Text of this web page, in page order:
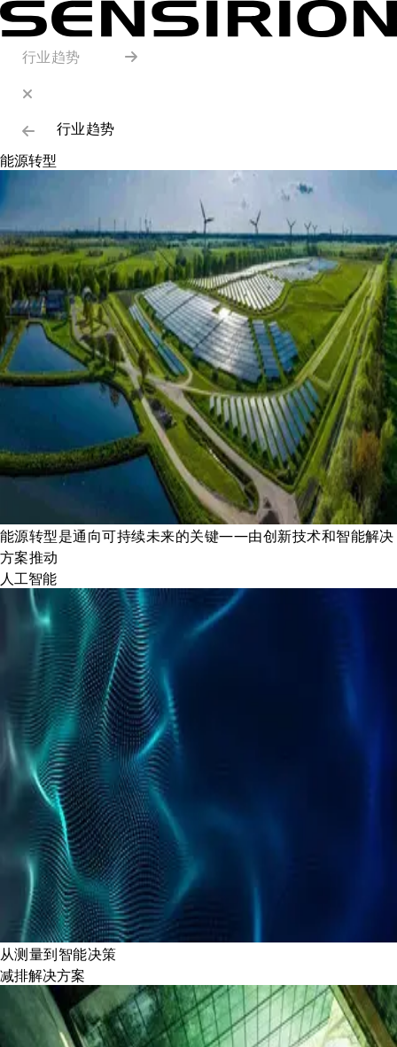
行业趋势
行业趋势
能源转型
能源转型是通向可持续未来的关键——由创新技术和智能解决
方案推动
人工智能
从测量到智能决策
减排解决方案